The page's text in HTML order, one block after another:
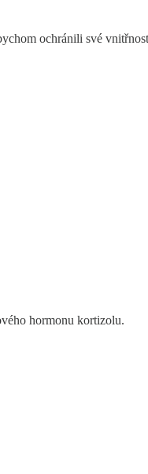
ochránili své
hormonu kortizolu.